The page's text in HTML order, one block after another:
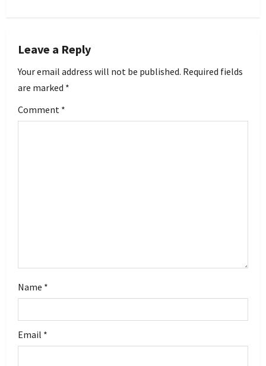
v
i
g
Leave a Reply
Your email address will not be published. Required fields
are marked *
Comment *
Name *
Email *